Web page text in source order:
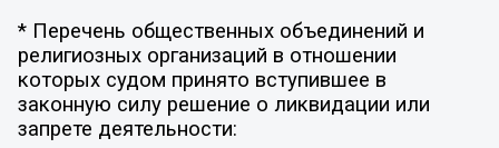
* Перечень общественных объединений и
религиозных организаций в отношении
которых судом принято вступившее в
законную силу решение о ликвидации или
запрете деятельности: